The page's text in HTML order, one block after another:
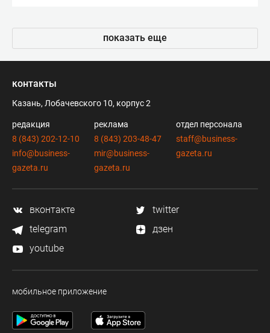
показать еще
контакты
Казань, Лобачевского 10, корпус 2
редакция
8 (843) 202-12-10
info@business-
gazeta.ru
реклама
8 (843) 203-48-47
mir@business-
gazeta.ru
отдел персонала
staff@business-
gazeta.ru
вконтакте
twitter
telegram
дзен
youtube
мобильное приложение